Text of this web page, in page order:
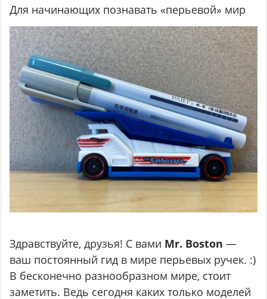
Для начинающих познавать «перьевой» мир
Здравствуйте, друзья! С вами Mr. Boston —
ваш постоянный гид в мире перьевых ручек. :)
В бесконечно разнообразном мире, стоит
заметить. Ведь сегодня каких только моделей